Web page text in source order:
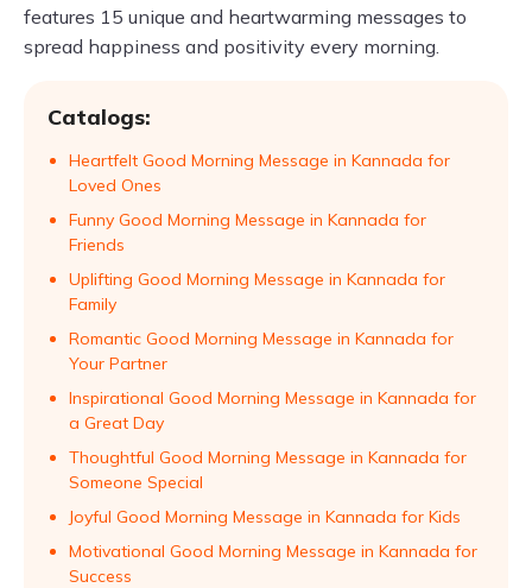
features 15 unique and heartwarming messages to
spread happiness and positivity every morning.
Catalogs:
Heartfelt Good Morning Message in Kannada for
Loved Ones
Funny Good Morning Message in Kannada for
Friends
Uplifting Good Morning Message in Kannada for
Family
Romantic Good Morning Message in Kannada for
Your Partner
Inspirational Good Morning Message in Kannada for
a Great Day
Thoughtful Good Morning Message in Kannada for
Someone Special
Joyful Good Morning Message in Kannada for Kids
Motivational Good Morning Message in Kannada for
Success